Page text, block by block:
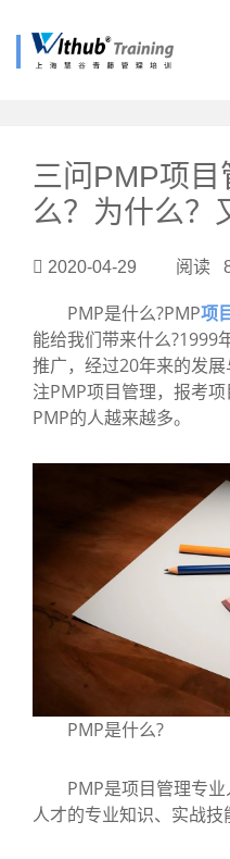
三问PMP项
么？为什么？
2020-04-29 阅读
PMP是什么?PMP项
能给我们带来什么?1999
推广，经过20年来的发
注PMP项目管理，报考
PMP的人越来越多。
PMP是什么?
PMP是项目管理专业
人才的专业知识、实战技